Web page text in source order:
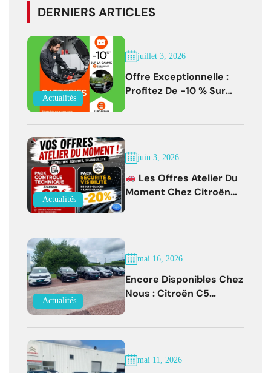
DERNIERS ARTICLES
Actualités
juillet 3, 2026
Offre Exceptionnelle :
Profitez De -10 % Sur
Actualités
juin 3, 2026
Les Offres Atelier Du
Moment Chez Citroën
Actualités
mai 16, 2026
Encore Disponibles Chez
Nous : Citroën C5
mai 11, 2026